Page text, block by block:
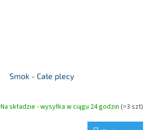
Smok - Całe plecy
Na składzie - wysyłka w ciągu 24 godzin (>3 szt)